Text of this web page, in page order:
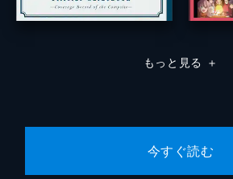
もっと見る ＋
今すぐ読む